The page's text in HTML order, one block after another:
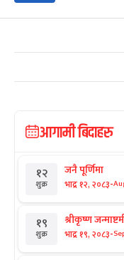
आगामी बिदाहरु
१२
शुक्र
जनै पूर्णिमा
भाद्र १२, २०८३-
१९
शुक्र
श्रीकृष्ण
भाद्र १९, २०८३-